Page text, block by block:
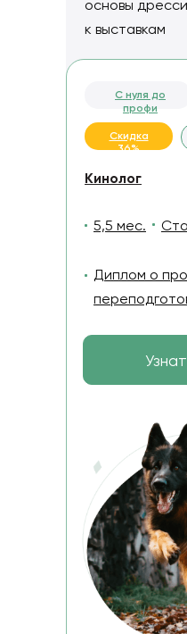
Кинолог
С нуля до
профи
Скидка
36%
Диплом о
основы
к выставкам
5,5 мес.